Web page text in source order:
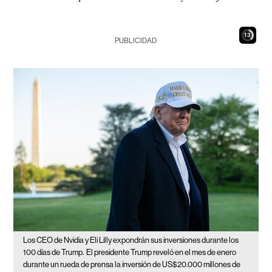
12
PUBLICIDAD
Los CEO de Nvidia y Eli Lilly expondrán sus inversiones durante los
100 días de Trump. El presidente Trump reveló en el mes de enero
durante un rueda de prensa la inversión de US$20.000 millones de